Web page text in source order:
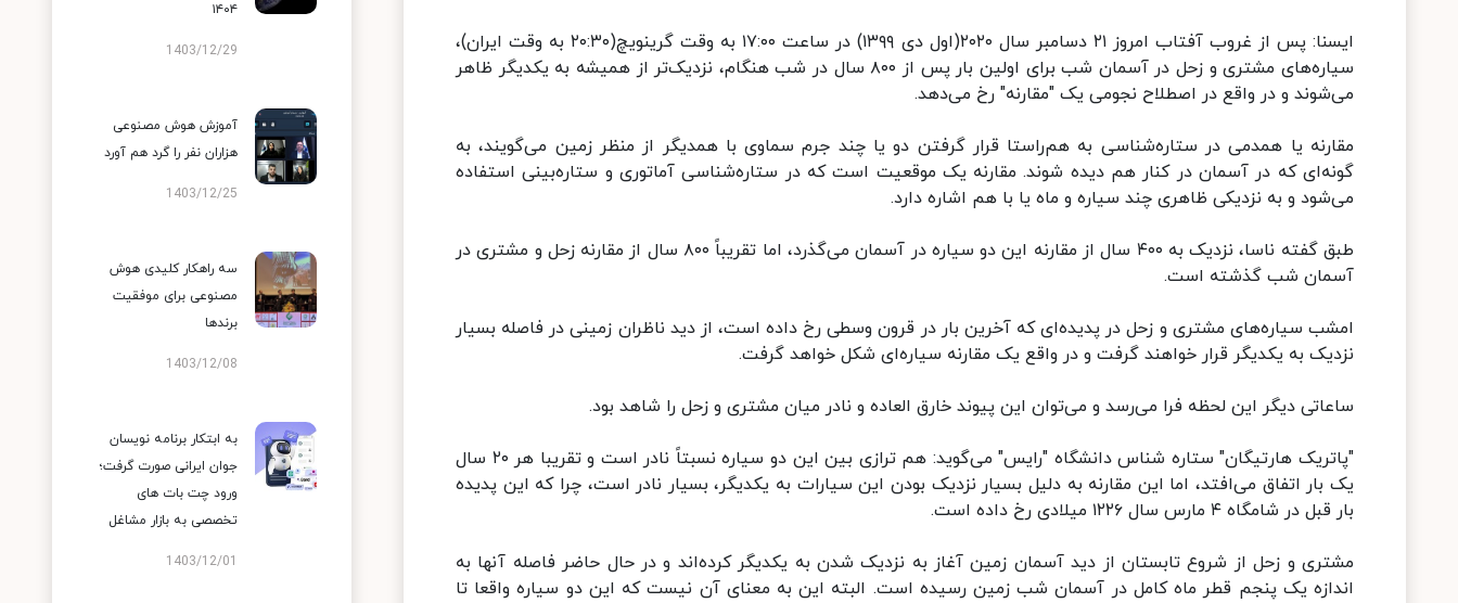
ایسنا: پس از غروب آفتاب امروز ۲۱ دسامبر سال ۲۰۲۰(اول دی ۱۳۹۹) در ساعت ۱۷:۰۰ به وقت گرینویچ(۲۰:۳۰ به وقت ایران)،
سیاره‌های مشتری و زحل در آسمان شب برای اولین بار پس از ۸۰۰ سال در شب هنگام، نزدیک‌تر از همیشه به یکدیگر ظاهر
می‌شوند و در واقع در اصطلاح نجومی یک "مقارنه" رخ می‌دهد.
مقارنه یا همدمی در ستاره‌شناسی به هم‌راستا قرار گرفتن دو یا چند جرم سماوی با همدیگر از منظر زمین می‌گویند، به
گونه‌ای که در آسمان در کنار هم دیده شوند. مقارنه یک موقعیت است که در ستاره‌شناسی آماتوری و ستاره‌بینی استفاده
می‌شود و به نزدیکی ظاهری چند سیاره و ماه یا با هم اشاره دارد.
طبق گفته ناسا، نزدیک به ۴۰۰ سال از مقارنه این دو سیاره در آسمان می‌گذرد، اما تقریباً ۸۰۰ سال از مقارنه زحل و مشتری در
آسمان شب گذشته است.
امشب سیاره‌های مشتری و زحل در پدیده‌ای که آخرین بار در قرون وسطی رخ داده است، از دید ناظران زمینی در فاصله بسیار
نزدیک به یکدیگر قرار خواهند گرفت و در واقع یک مقارنه سیاره‌ای شکل خواهد گرفت.
ساعاتی دیگر این لحظه فرا می‌رسد و می‌توان این پیوند خارق العاده و نادر میان مشتری و زحل را شاهد بود.
"پاتریک هارتیگان" ستاره شناس دانشگاه "رایس" می‌گوید: هم ترازی بین این دو سیاره نسبتاً نادر است و تقریبا هر ۲۰ سال
یک بار اتفاق می‌افتد، اما این مقارنه به دلیل بسیار نزدیک بودن این سیارات به یکدیگر، بسیار نادر است، چرا که این پدیده
بار قبل در شامگاه ۴ مارس سال ۱۲۲۶ میلادی رخ داده است.
مشتری و زحل از شروع تابستان از دید آسمان زمین آغاز به نزدیک شدن به یکدیگر کرده‌اند و در حال حاضر فاصله آنها به
اندازه یک پنجم قطر ماه کامل در آسمان شب زمین رسیده است. البته این به معنای آن نیست که این دو سیاره واقعا تا
۱۴۰۴
1403/12/29
آموزش هوش مصنوعی
هزاران نفر را گرد هم آورد
1403/12/25
سه راهکار کلیدی هوش
مصنوعی برای موفقیت
برندها
1403/12/08
به ابتکار برنامه نویسان
جوان ایرانی صورت گرفت؛
ورود چت بات های
تخصصی به بازار مشاغل
1403/12/01